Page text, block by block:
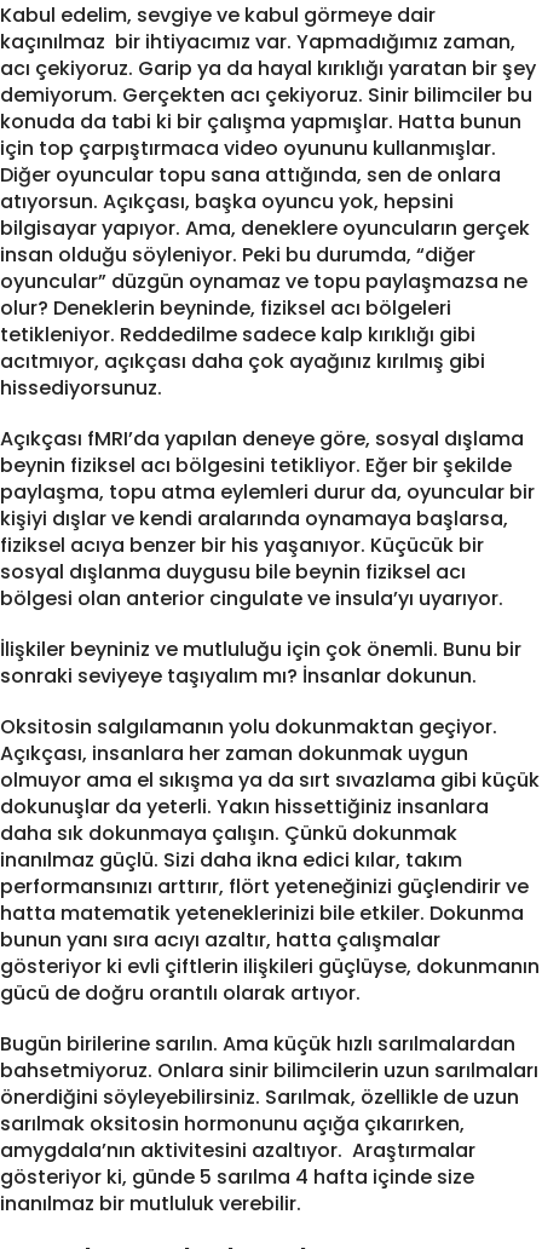
Kabul edelim, sevgiye ve kabul görmeye dair
kaçınılmaz bir ihtiyacımız var. Yapmadığımız zaman,
acı çekiyoruz. Garip ya da hayal kırıklığı yaratan bir şey
demiyorum. Gerçekten acı çekiyoruz. Sinir bilimciler bu
konuda da tabi ki bir çalışma yapmışlar. Hatta bunun
için top çarpıştırmaca video oyununu kullanmışlar.
Diğer oyuncular topu sana attığında, sen de onlara
atıyorsun. Açıkçası, başka oyuncu yok, hepsini
bilgisayar yapıyor. Ama, deneklere oyuncuların gerçek
insan olduğu söyleniyor. Peki bu durumda, “diğer
oyuncular” düzgün oynamaz ve topu paylaşmazsa ne
olur? Deneklerin beyninde, fiziksel acı bölgeleri
tetikleniyor. Reddedilme sadece kalp kırıklığı gibi
acıtmıyor, açıkçası daha çok ayağınız kırılmış gibi
hissediyorsunuz.
Açıkçası fMRI’da yapılan deneye göre, sosyal dışlama
beynin fiziksel acı bölgesini tetikliyor. Eğer bir şekilde
paylaşma, topu atma eylemleri durur da, oyuncular bir
kişiyi dışlar ve kendi aralarında oynamaya başlarsa,
fiziksel acıya benzer bir his yaşanıyor. Küçücük bir
sosyal dışlanma duygusu bile beynin fiziksel acı
bölgesi olan anterior cingulate ve insula’yı uyarıyor.
İlişkiler beyniniz ve mutluluğu için çok önemli. Bunu bir
sonraki seviyeye taşıyalım mı? İnsanlar dokunun.
Oksitosin salgılamanın yolu dokunmaktan geçiyor.
Açıkçası, insanlara her zaman dokunmak uygun
olmuyor ama el sıkışma ya da sırt sıvazlama gibi küçük
dokunuşlar da yeterli. Yakın hissettiğiniz insanlara
daha sık dokunmaya çalışın. Çünkü dokunmak
inanılmaz güçlü. Sizi daha ikna edici kılar, takım
performansınızı arttırır, flört yeteneğinizi güçlendirir ve
hatta matematik yeteneklerinizi bile etkiler. Dokunma
bunun yanı sıra acıyı azaltır, hatta çalışmalar
gösteriyor ki evli çiftlerin ilişkileri güçlüyse, dokunmanın
gücü de doğru orantılı olarak artıyor.
Bugün birilerine sarılın. Ama küçük hızlı sarılmalardan
bahsetmiyoruz. Onlara sinir bilimcilerin uzun sarılmaları
önerdiğini söyleyebilirsiniz. Sarılmak, özellikle de uzun
sarılmak oksitosin hormonunu açığa çıkarırken,
amygdala’nın aktivitesini azaltıyor. Araştırmalar
gösteriyor ki, günde 5 sarılma 4 hafta içinde size
inanılmaz bir mutluluk verebilir.